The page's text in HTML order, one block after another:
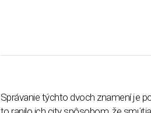
Správanie týchto dvoch znamení je